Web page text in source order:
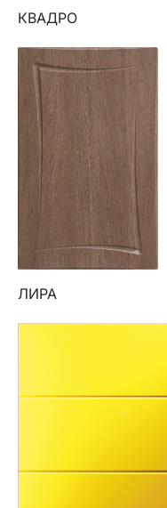
КВАДРО
ЛИРА